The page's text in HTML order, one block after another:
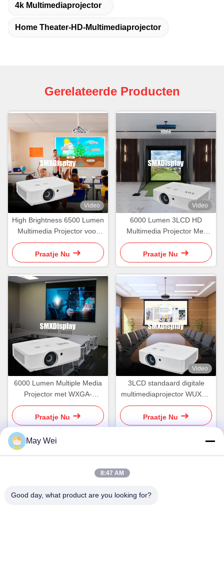
4k Multimediaprojector
Home Theater-HD-Multimediaprojector
Gerelateerde Producten
Video
High Brightness 6500 Lumen
Multimedia Projector voor
het klaslokaal
Praatje Nu
Video
6000 Lumen 3LCD HD
Multimedia Projector Met
WUXGA Voor Golf Simulatie
Projectie
Praatje Nu
6000 Lumen Multiple Media
Projector met WXGA-
resolutie voor
conferentieruimte
Praatje Nu
Video
3LCD standaard digitale
multimediaprojector WUXGA
5500 lumens voor helder,
levendig beeld
Praatje Nu
Adres
May Wei
8:47 AM
Good day, what product are you looking for?